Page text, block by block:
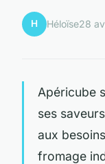
H Héloïse28
Apéricube
ses
aux
fromage